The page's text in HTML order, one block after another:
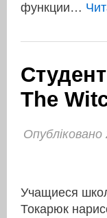
функции…
The
Учащиеся
Токарюк